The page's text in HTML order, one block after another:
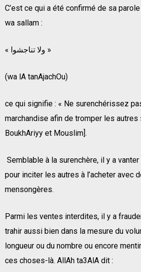
C’est ce qui a été confirmé de sa
wa sallam :
« ولا تناجشوا »
(wa lA tanAjachOu)
ce qui signifie : « Ne surenchérissez
marchandise afin de tromper les autres
BoukhAriyy et Mouslim].
Semblable à la surenchère, il y a
pour inciter les autres à l’acheter avec
mensongères.
Parmi les ventes interdites, il y a
trahir aussi bien dans la mesure du
longueur ou du nombre ou encore
ces choses-là. AllAh ta3AlA dit :